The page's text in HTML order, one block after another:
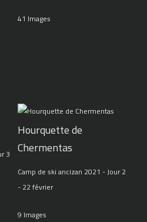
41 Images
3
Hourquette de
Chermentas
Camp de ski ancizan 2021 - Jour 2
- 22 février
9 Images